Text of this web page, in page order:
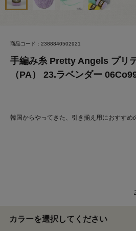
商品コード：2388840502921
手編み糸 Pretty Angels プリ
（PA） 23.ラベンダー
韓国からやってきた、引き揃え用におすすめ
カラーを選択してください